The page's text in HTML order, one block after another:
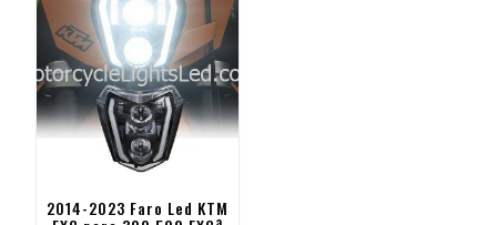
2014-2023 Faro Led KTM